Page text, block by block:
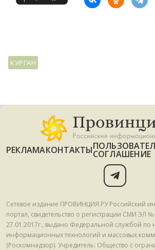
КУРГАН
РЕКЛАМАКОНТАКТЫСОГЛАШЕНИЕ
Сетевое издание ПРОВИНЦИЯ.РУ Российский
портал, свидетельство о регистрации СМИ ЭЛ
27.01.2017г., выдано Федеральной службой по
информационных технологий и массовых
(Роскомнадзор). Учредитель: Общество с